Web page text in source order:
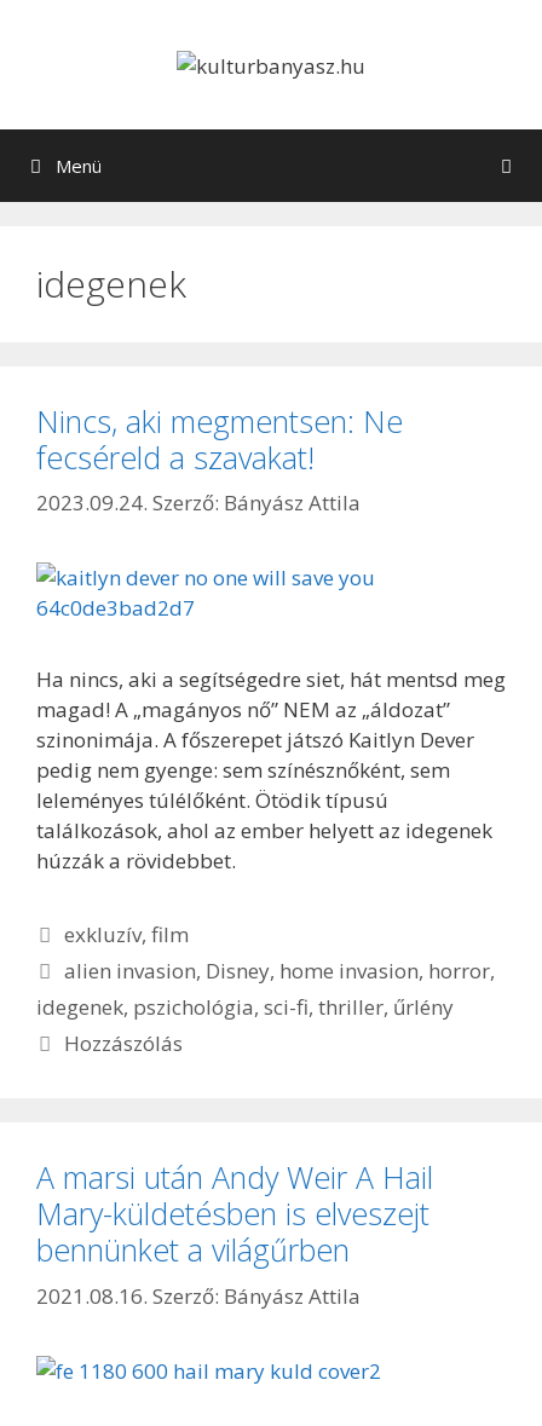
Menü
idegenek
Nincs, aki megmentsen: Ne
fecséreld a szavakat!
2023.09.24. Szerző: Bányász Attila
Ha nincs, aki a segítségedre siet, hát mentsd meg
magad! A „magányos nő” NEM az „áldozat”
szinonimája. A főszerepet játszó Kaitlyn Dever
pedig nem gyenge: sem színésznőként, sem
leleményes túlélőként. Ötödik típusú
találkozások, ahol az ember helyett az idegenek
húzzák a rövidebbet.
Kategória
exkluzív,film
Címkék
alien invasion, Disney, home invasion, horror,
idegenek, pszichológia, sci-fi, thriller, űrlény
Hozzászólás
A marsi után Andy Weir A Hail
Mary-küldetésben is elveszejt
bennünket a világűrben
2021.08.16. Szerző: Bányász Attila